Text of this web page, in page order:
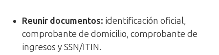
Reunir documentos: identificación oficial,
comprobante de domicilio, comprobante de
ingresos y SSN/ITIN.